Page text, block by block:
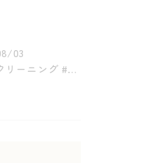
03
#ハウスクリーニング #熊本 #inaga #地域密着 #ピ...